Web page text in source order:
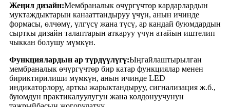
Жеңил дизайн:Мембраналык өчүргүчтөр кардарлардын
муктаждыктарын канааттандыруу үчүн, анын ичинде
формасы, өлчөмү, үлгүсү жана түсү, ар кандай буюмдардын
сырткы дизайн талаптарын аткаруу үчүн атайын иштелип
чыккан болушу мүмкүн.
Функциялардын ар түрдүүлүгү:Ыңгайлаштырылган
мембраналык өчүргүчтөр бир катар функциялар менен
бириктирилиши мүмкүн, анын ичинде LED
индикаторлору, арткы жарыктандыруу, сигнализация ж.б.,
буюмдун практикалуулугун жана колдонуучунун